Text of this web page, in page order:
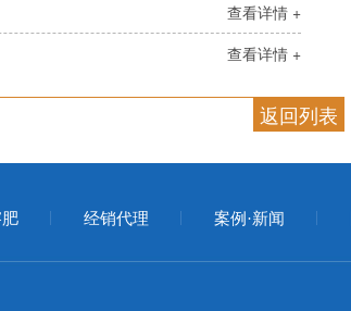
查看详情 +
查看详情 +
返回列表
经销代理 案例·新闻